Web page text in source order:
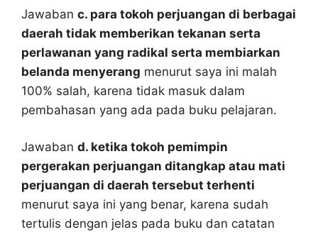
Jawaban c. para tokoh perjuangan di berbagai
daerah tidak memberikan tekanan serta
perlawanan yang radikal serta membiarkan
belanda menyerang menurut saya ini malah
100% salah, karena tidak masuk dalam
pembahasan yang ada pada buku pelajaran.
Jawaban d. ketika tokoh pemimpin
pergerakan perjuangan ditangkap atau mati
perjuangan di daerah tersebut terhenti
menurut saya ini yang benar, karena sudah
tertulis dengan jelas pada buku dan catatan